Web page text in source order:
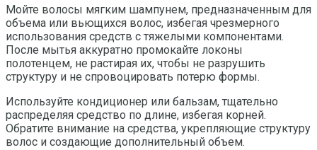
Мойте волосы мягким шампунем, предназначенным для
объема или вьющихся волос, избегая чрезмерного
использования средств с тяжелыми компонентами.
После мытья аккуратно промокайте локоны
полотенцем, не растирая их, чтобы не разрушить
структуру и не спровоцировать потерю формы.
Используйте кондиционер или бальзам, тщательно
распределяя средство по длине, избегая корней.
Обратите внимание на средства, укрепляющие структуру
волос и создающие дополнительный объем.